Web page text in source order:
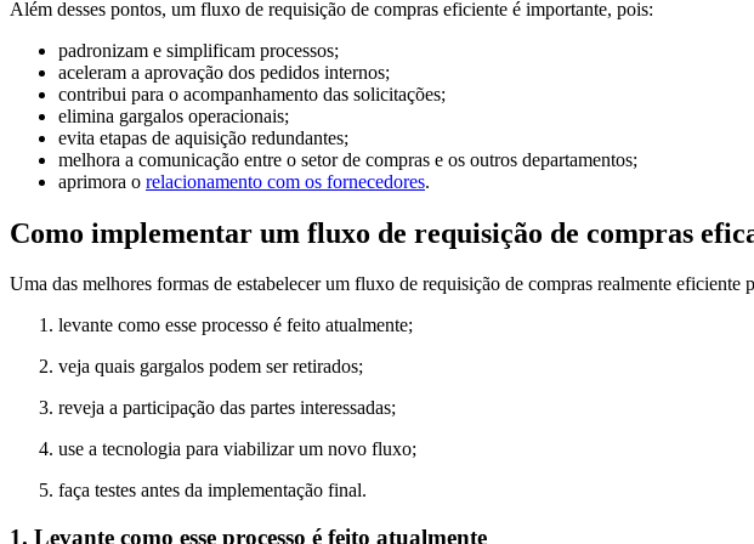
Além desses pontos, um fluxo de requisição de compras eficiente é importante, pois:
padronizam e simplificam processos;
aceleram a aprovação dos pedidos internos;
contribui para o acompanhamento das solicitações;
elimina gargalos operacionais;
evita etapas de aquisição redundantes;
melhora a comunicação entre o setor de compras e os outros departamentos;
aprimora o relacionamento com os fornecedores.
Como implementar um fluxo de requisição de compras
Uma das melhores formas de estabelecer um fluxo de requisição de compras realmente eficiente
levante como esse processo é feito atualmente;
veja quais gargalos podem ser retirados;
reveja a participação das partes interessadas;
use a tecnologia para viabilizar um novo fluxo;
faça testes antes da implementação final.
1. Levante como esse processo é feito atualmente